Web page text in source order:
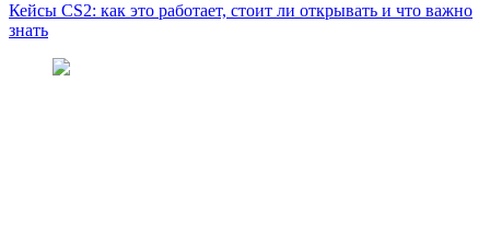
Кейсы CS2: как это работает, стоит ли открывать и что важно
знать